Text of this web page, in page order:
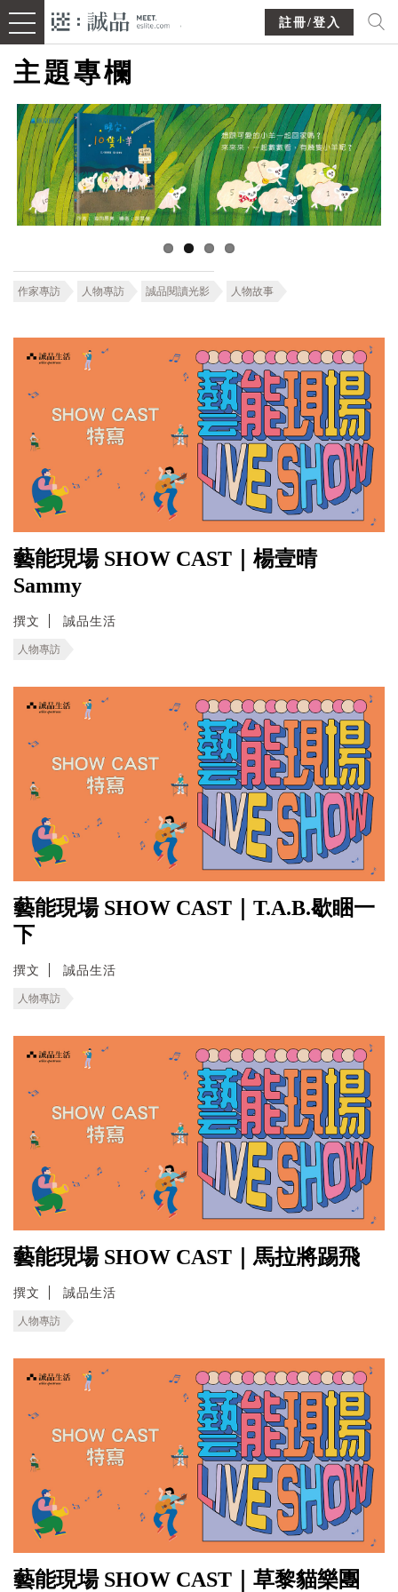
註冊/登入
主題專欄
作家專訪 人物專訪 誠品閱讀光影 人物故事
藝能現場 SHOW CAST｜楊壹晴
Sammy
撰文 誠品生活
人物專訪
藝能現場 SHOW CAST｜T.A.B.歇睏一
下
撰文 誠品生活
人物專訪
藝能現場 SHOW CAST｜馬拉將踢飛
撰文 誠品生活
人物專訪
藝能現場 SHOW CAST｜草黎貓樂團